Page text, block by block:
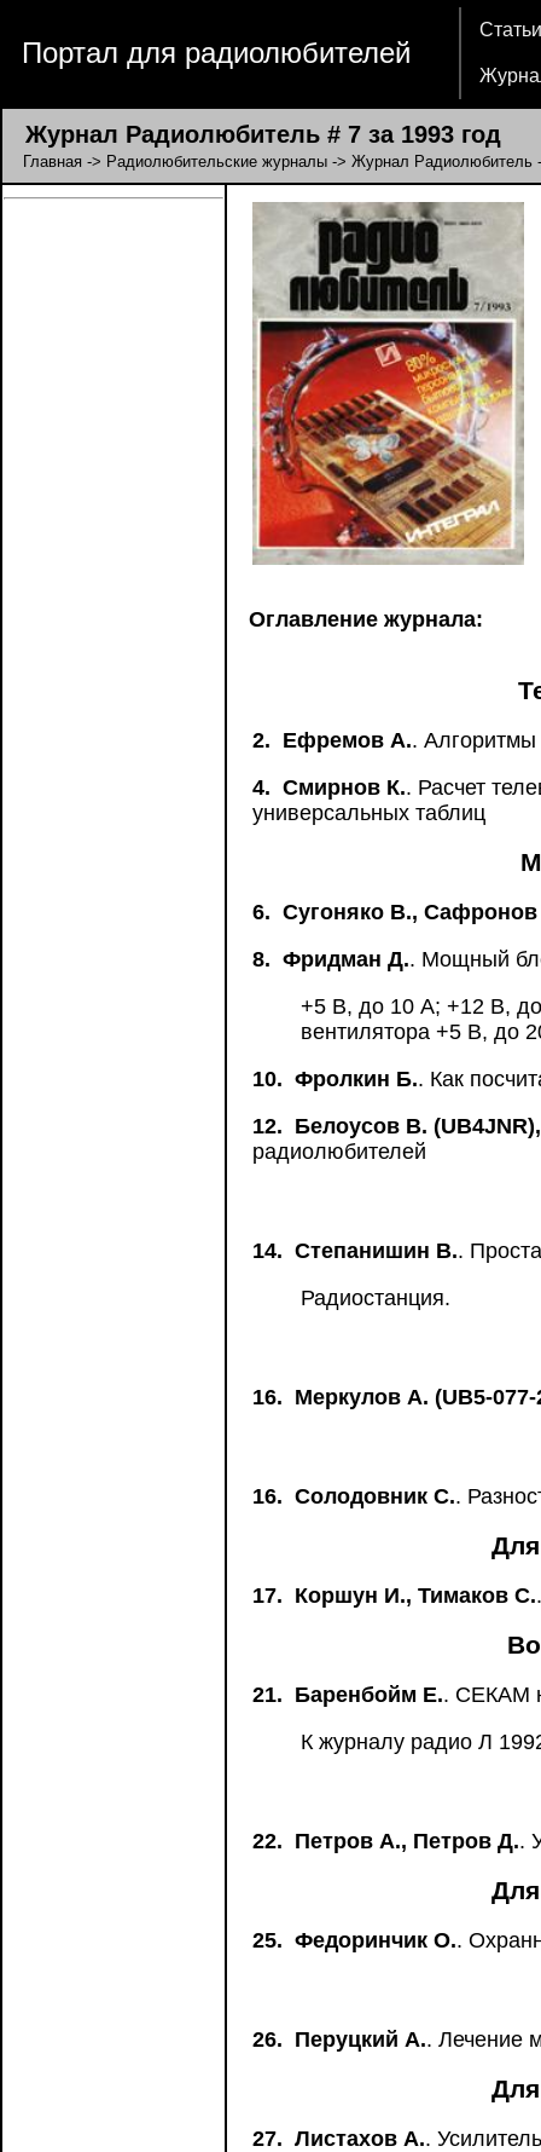
Портал для радиолюбителей
Статьи
Журнал Радиолюбитель # 7 за 1993 год
Главная -> Радиолюбительские журналы -> Журнал Радиолюбитель
Оглавление журнала:
2. Ефремов А.. Алгоритмы
4. Смирнов К.. Расчет
универсальных таблиц
6. Сугоняко В.,
8. Фридман Д.. Мощный
+5 В, до 10 А; +12 В,
вентилятора +5 В, до
10. Фролкин Б.. Как
12. Белоусов В.
радиолюбителей
14. Степанишин В..
Радиостанция.
16. Меркулов А. (UB5-077-
16. Солодовник С..
17. Коршун И., Тимаков С.
21. Баренбойм Е.. СЕКАМ
К журналу радио Л
22. Петров А., Петров Д..
25. Федоринчик О..
26. Перуцкий А.. Лечение
27. Листахов А..